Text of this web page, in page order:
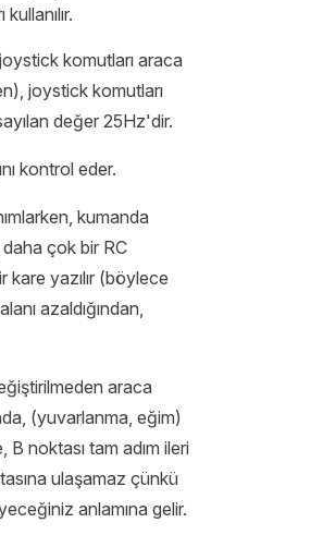
kullanılır.
komutları araca
joystick komutları
değer 25Hz'dir.
kontrol eder.
kumanda
daha çok bir RC
kare yazılır (böylece
azaldığından,
araca
(yuvarlanma, eğim)
B noktası tam adım ileri
ulaşamaz çünkü
anlamına gelir.